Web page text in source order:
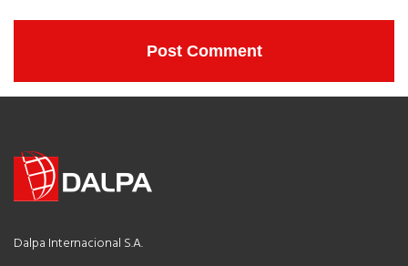
Dalpa Internacional S.A.